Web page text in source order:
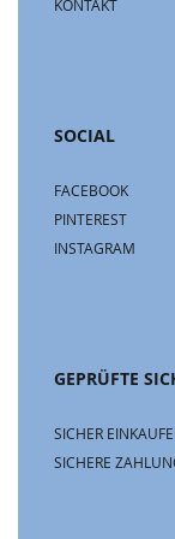
KONTAKT
SOCIAL
FACEBOOK
PINTEREST
INSTAGRAM
GEPRÜFTE
SICHER
SICHERE